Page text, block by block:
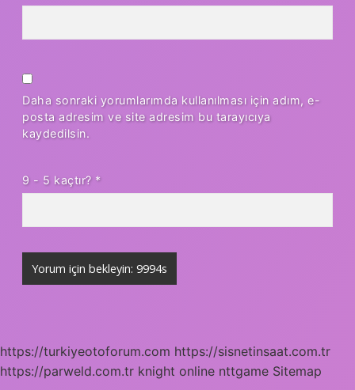
Daha sonraki yorumlarımda kullanılması için adım, e-
posta adresim ve site adresim bu tarayıcıya
kaydedilsin.
9 - 5 kaçtır? *
https://turkiyeotoforum.com https://sisnetinsaat.com.tr
https://parweld.com.tr knight online nttgame Sitemap